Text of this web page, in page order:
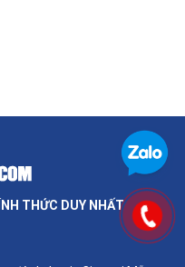
THỨC DUY NHẤT